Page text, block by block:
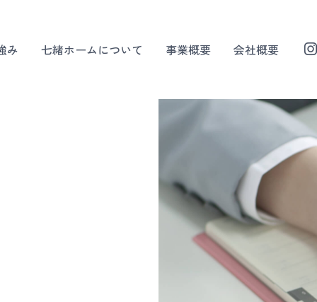
み 七緒ホームについて 事業概要 会社概要